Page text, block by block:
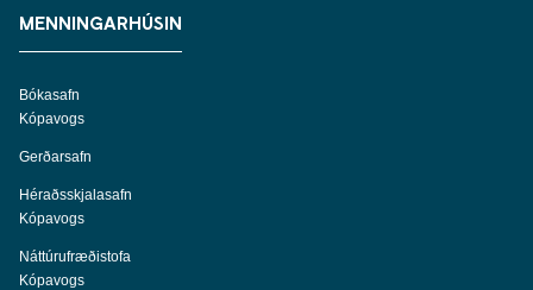
MENNINGARHÚSIN
Bókasafn
Kópavogs
Gerðarsafn
Héraðsskjalasafn
Kópavogs
Náttúrufræðistofa
Kópavogs